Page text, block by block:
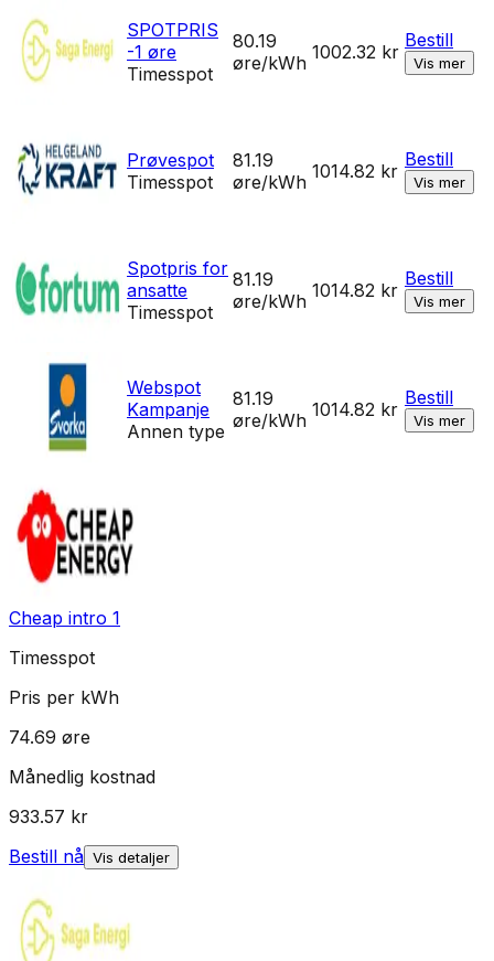
SPOTPRIS
-1 øre
Timesspot
80.19
øre/kWh 1002.32 kr
Bestill
Vis mer
Prøvespot
Timesspot
81.19
øre/kWh 1014.82 kr
Bestill
Vis mer
Spotpris for
ansatte
Timesspot
81.19
øre/kWh 1014.82 kr
Bestill
Vis mer
Webspot
Kampanje
Annen type
81.19
øre/kWh 1014.82 kr
Bestill
Vis mer
Cheap intro 1
Timesspot
Pris per kWh
74.69 øre
Månedlig kostnad
933.57 kr
Bestill nå Vis detaljer